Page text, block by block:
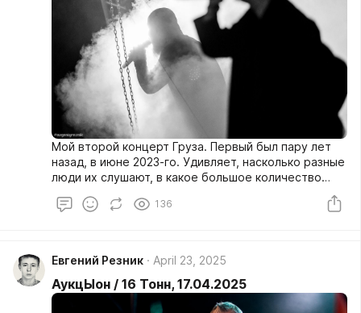
Мой второй концерт Груза. Первый был пару лет
назад, в июне 2023-го. Удивляет, насколько разные
люди их слушают, в какое большое количество
миллиона подписчиков в ВК, 828 тысяч
популярная группа прямо сейчас из тех, которые я
слушаю.
136
Евгений Резник April 23, 2025
АукцЫон / 16 Тонн, 17.04.2025